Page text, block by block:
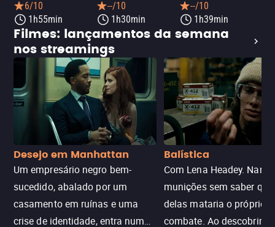
6/10
1h55min
--/10
1h30min
--/10
1h39min
Filmes: lançamentos da semana
nos streamings
Desejo em Manhattan
Um empresário negro bem-
sucedido, abalado por um
casamento em ruínas e uma
crise de identidade, entra num
Balística
Com Lena Headey.
munições sem saber
delas mataria o próprio
combate. Ao descobrir a